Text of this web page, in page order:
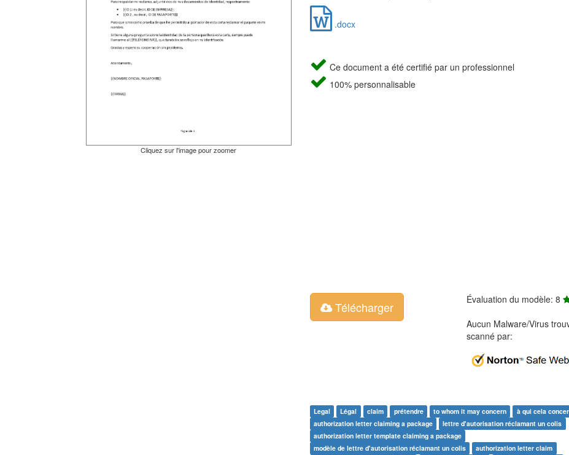
Cliquez sur l'image pour zoomer
.docx
Ce document a été certifié par un professionnel
100% personnalisable
Télécharger
Évaluation du modèle: 8
Aucun Malware/Virus
scanné par:
Legal Légal claim prétendre to whom it may concern
à qui cela
authorization letter claiming a package
lettre d'autorisation réclamant un colis
authorization letter template claiming a package
modèle de lettre d'autorisation réclamant un colis
authorization letter claim